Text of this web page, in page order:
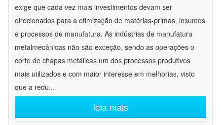
exige que cada vez mais investimentos devam ser
direcionados para a otimização de matérias-primas, insumos
e processos de manufatura. As indústrias de manufatura
metalmecânicas não são exceção, sendo as operações o
corte de chapas metálicas um dos processos produtivos
mais utilizados e com maior interesse em melhorias, visto
que a redu...
leia mais